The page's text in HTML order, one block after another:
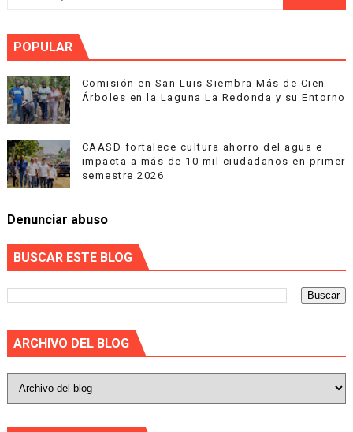
POPULAR
Comisión en San Luis Siembra Más de Cien
Árboles en la Laguna La Redonda y su Entorno
CAASD fortalece cultura ahorro del agua e
impacta a más de 10 mil ciudadanos en primer
semestre 2026
Denunciar abuso
BUSCAR ESTE BLOG
ARCHIVO DEL BLOG